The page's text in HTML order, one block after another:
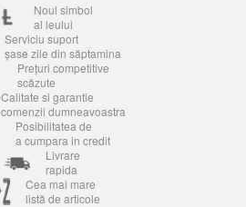
Noul simbol
al leului
Serviciu suport
șase zile din săptamina
Prețuri competitive
scăzute
Calitate si garantie
comenzii dumneavoastra
Posibilitatea de
a cumpara in credit
Livrare
rapida
Cea mai mare
listă de articole